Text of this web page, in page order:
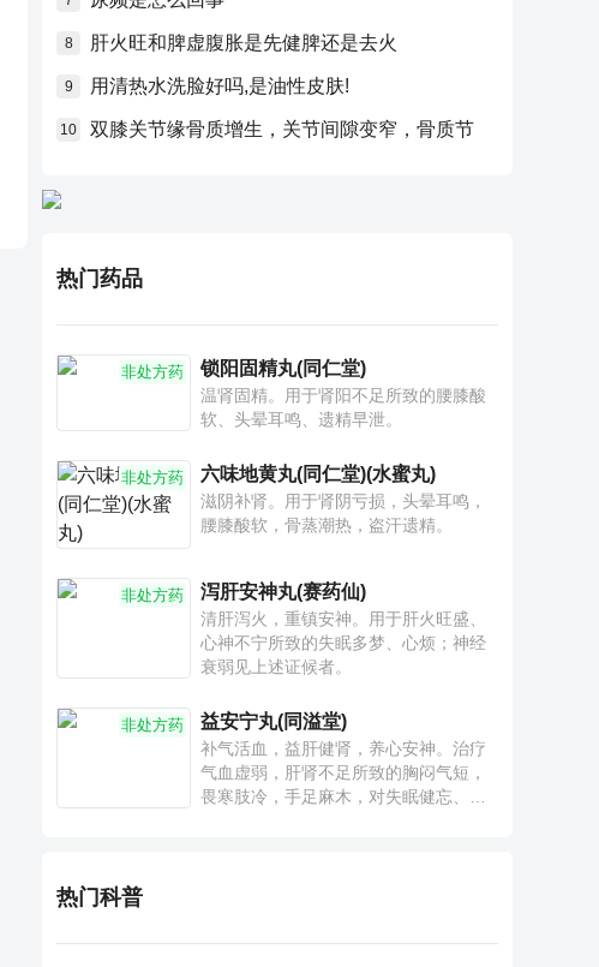
8 肝火旺和脾虚腹胀是先健脾还是去火
9 用清热水洗脸好吗,是油性皮肤!
10 双膝关节缘骨质增生，关节间隙变窄，骨质节
热门药品
非处方药 锁阳固精丸(同仁堂)
温肾固精。用于肾阳不足所致的腰膝酸
软、头晕耳鸣、遗精早泄。
非处方药 六味地黄丸(同仁堂)(水蜜丸)
滋阴补肾。用于肾阴亏损，头晕耳鸣，
腰膝酸软，骨蒸潮热，盗汗遗精。
非处方药 泻肝安神丸(赛药仙)
清肝泻火，重镇安神。用于肝火旺盛、
心神不宁所致的失眠多梦、心烦；神经
衰弱见上述证候者。
非处方药 益安宁丸(同溢堂)
补气活血，益肝健肾，养心安神。治疗
气血虚弱，肝肾不足所致的胸闷气短，
畏寒肢冷，手足麻木，对失眠健忘、神
热门科普